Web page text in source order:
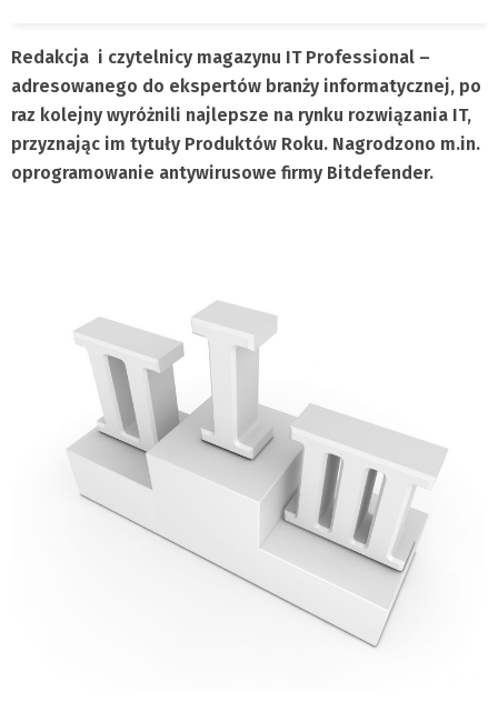
Redakcja i czytelnicy magazynu IT Professional –
adresowanego do ekspertów branży informatycznej, po
raz kolejny wyróżnili najlepsze na rynku rozwiązania IT,
przyznając im tytuły Produktów Roku. Nagrodzono m.in.
oprogramowanie antywirusowe firmy Bitdefender.